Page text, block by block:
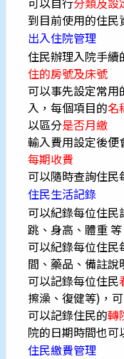
到目前使用的住民
出入住院管理
住民辦理入院手續
住的房號及床號
可以事先設定常用
入，每個項目的名
以區分是否月繳
輸入費用設定後便
每期收費
可以隨時查詢住民
住民生活記錄
可以紀錄每位住民
跳、身高、體重 等
可以紀錄每位住民
間 、藥品、備註說
可以記錄每位住民
擦澡 、復健等)，
可以記錄住民的轉
院的日期時間也
住民繳費管理